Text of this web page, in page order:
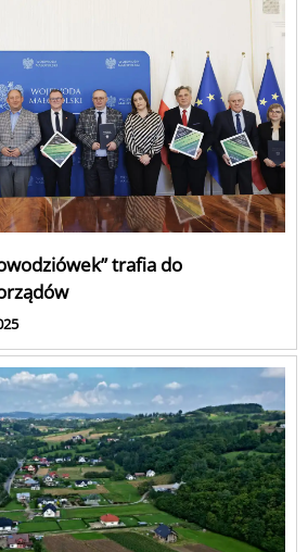
trafia do